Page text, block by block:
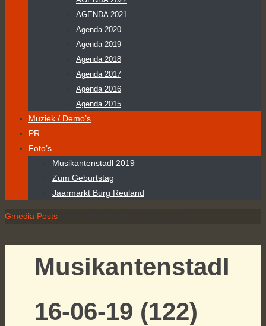
AGENDA 2021
Agenda 2020
Agenda 2019
Agenda 2018
Agenda 2017
Agenda 2016
Agenda 2015
Muziek / Demo’s
PR
Foto’s
Musikantenstadl 2019
Zum Geburtstag
Jaarmarkt Burg Reuland
Home
Gmedia Posts
Musikantenstadl
16-06-19 (122)